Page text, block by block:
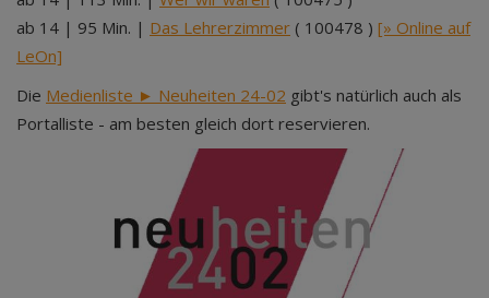
ab 14 | 95 Min. | Das Lehrerzimmer ( 100478 ) [» Online auf
LeOn]
Die Medienliste ► Neuheiten 24-02 gibt's natürlich auch als
Portalliste - am besten gleich dort reservieren.